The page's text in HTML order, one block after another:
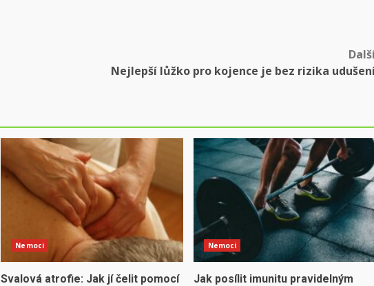
Nejlepší lůžko pro kojence je bez rizika
Nemoci
Svalová atrofie: Jak jí čelit pomocí
Nemoci
Jak posílit imunitu pravidelným